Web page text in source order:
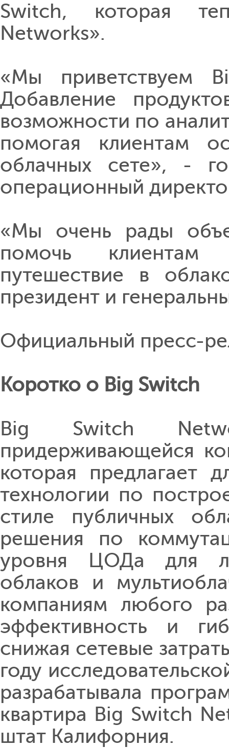
Switch, которая
Networks».
«Мы приветствуем
Добавление
возможности по
помогая клиентам
облачных сете», -
операционный
«Мы очень рады
помочь клиентам
путешествие в
президент и
Официальный пресс-
Коротко о Big Switch
Big Switch
придерживающейся
которая предлагает
технологии по
стиле публичных
решения по
уровня ЦОДа для
облаков и
компаниям любого
эффективность и
снижая сетевые
году
разрабатывала
квартира Big Switch
штат Калифорния.